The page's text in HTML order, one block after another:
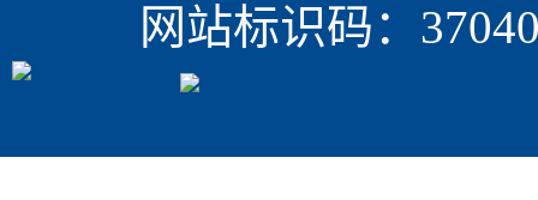
网站标识码：